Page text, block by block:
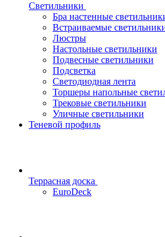
Светильники
Бра настенные
Встраиваемые
Люстры
Настольные светильники
Подвесные светильники
Подсветка
Светодиодная лента
Торшеры напольные
Трековые светильники
Уличные светильники
Теневой профиль
Террасная доска
EuroDeck